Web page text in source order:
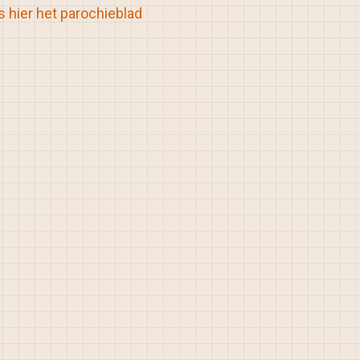
hier het parochieblad